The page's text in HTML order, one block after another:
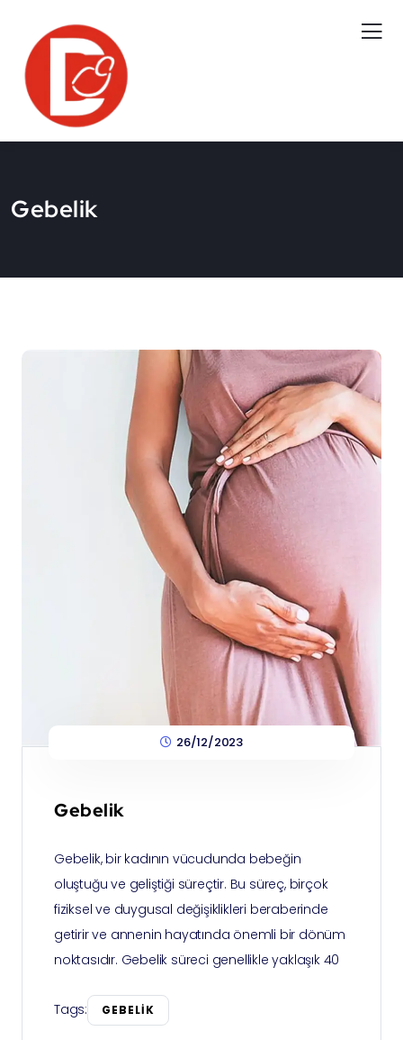
Gebelik
26/12/2023
Gebelik
Gebelik, bir kadının vücudunda bebeğin
oluştuğu ve geliştiği süreçtir. Bu süreç, birçok
fiziksel ve duygusal değişiklikleri beraberinde
getirir ve annenin hayatında önemli bir dönüm
noktasıdır. Gebelik süreci genellikle yaklaşık 40
Tags: GEBELIK